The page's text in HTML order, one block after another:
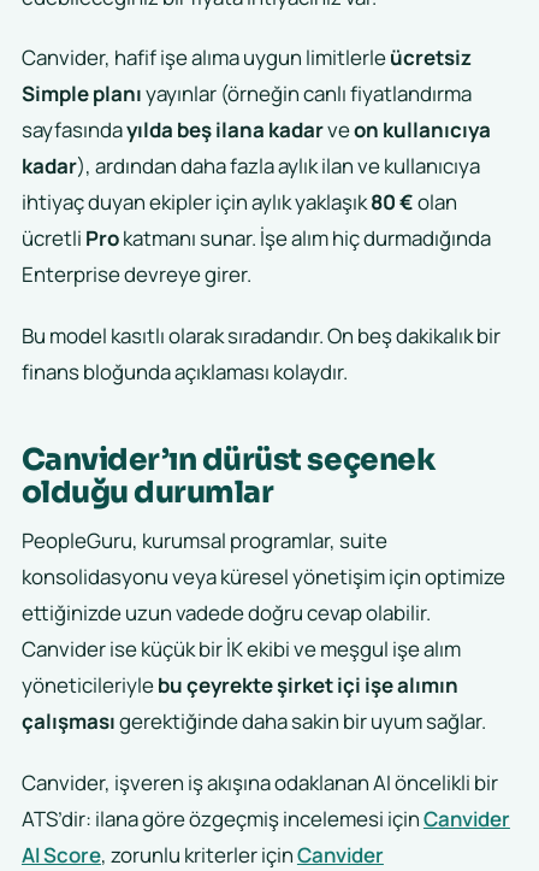
Canvider, hafif işe alıma uygun limitlerleücretsiz
Simple planıyayınlar (örneğin canlı fiyatlandırma
sayfasındayılda beş ilana kadarveon kullanıcıya
kadar), ardından daha fazla aylık ilan ve kullanıcıya
ihtiyaç duyan ekipler için aylık yaklaşık80 €olan
ücretli Prokatmanı sunar. İşe alım hiç durmadığında
Enterprise devreye girer.
Bu model kasıtlı olarak sıradandır. On beş dakikalık bir
finans bloğunda açıklaması kolaydır.
Canvider’ın dürüst seçenek
olduğu durumlar
PeopleGuru, kurumsal programlar, suite
konsolidasyonu veya küresel yönetişim için optimize
ettiğinizde uzun vadede doğru cevap olabilir.
Canvider ise küçük bir İK ekibi ve meşgul işe alım
yöneticileriylebu çeyrekte şirket içi işe alımın
çalışmasıgerektiğinde daha sakin bir uyum sağlar.
Canvider, işveren iş akışına odaklanan AI öncelikli bir
ATS’dir: ilana göre özgeçmiş incelemesi içinCanvider
AI Score, zorunlu kriterler içinCanvider